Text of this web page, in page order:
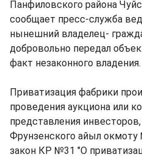
Панфиловского района
сообщает пресс-служба
нынешний владелец-
добровольно передал
факт незаконного владения.
Приватизация фабрики
проведения аукциона или
представления
Фрунзенского айыл
закон КР №31 "О